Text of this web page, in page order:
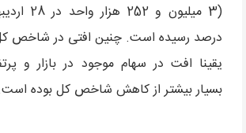
درصد رسیده است. چنین افتی در شاخص کل
یقینا افت در سهام موجود در بازار و
بسیار بیشتر از کاهش شاخص کل بوده